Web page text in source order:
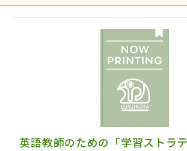
英語教師のための「学習ストラ